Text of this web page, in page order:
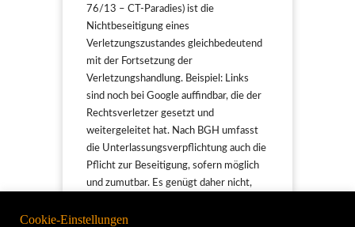
76/13 – CT-Paradies) ist die
Nichtbeseitigung eines
Verletzungszustandes gleichbedeutend
mit der Fortsetzung der
Verletzungshandlung. Beispiel: Links
sind noch bei Google auffindbar, die der
Rechtsverletzer gesetzt und
weitergeleitet hat. Nach BGH umfasst
die Unterlassungsverpflichtung auch die
Pflicht zur Beseitigung, sofern möglich
und zumutbar. Es genügt daher nicht,
löschen. Er hat dafür zu sorgen, dass
Cookie-Einstellungen